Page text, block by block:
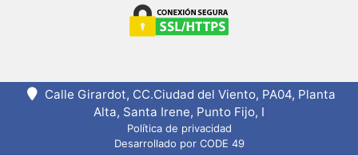
Calle Girardot, CC.Ciudad del Viento, PA04, Planta
Alta, Santa Irene, Punto Fijo, I
Política de privacidad
Desarrollado por CODE 49